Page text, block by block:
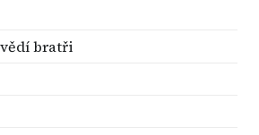
bratři